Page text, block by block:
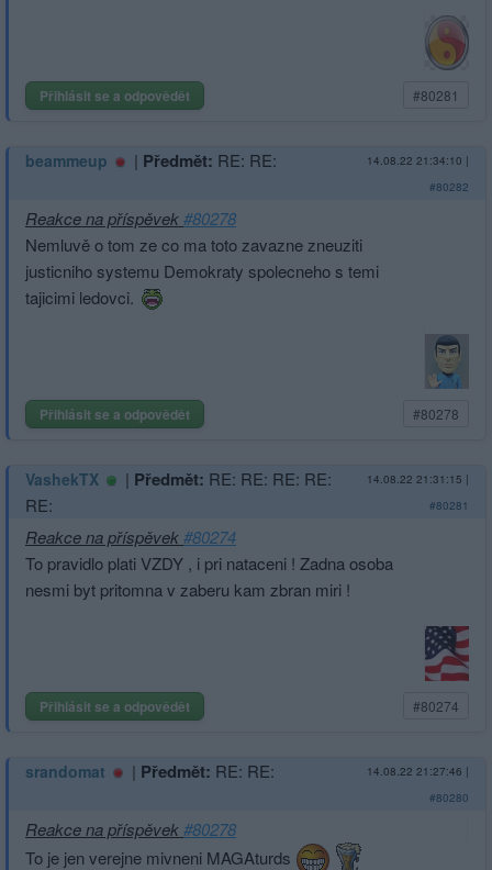
Přihlásit se a odpovědět #80281
beammeup | Předmět: RE: RE: 14.08.22 21:34:10 |
#80282
Reakce na příspěvek#80278
Nemluvě o tom ze co ma toto zavazne zneuziti
justicniho systemu Demokraty spolecneho s temi
tajicimi ledovci.
Přihlásit se a odpovědět #80278
VashekTX | Předmět: RE: RE: RE: RE:
RE:
14.08.22 21:31:15 |
#80281
Reakce na příspěvek#80274
To pravidlo plati VZDY , i pri nataceni ! Zadna osoba
nesmi byt pritomna v zaberu kam zbran miri !
Přihlásit se a odpovědět #80274
srandomat | Předmět: RE: RE: 14.08.22 21:27:46 |
#80280
Reakce na příspěvek#80278
To je jen verejne mivneni MAGAturds